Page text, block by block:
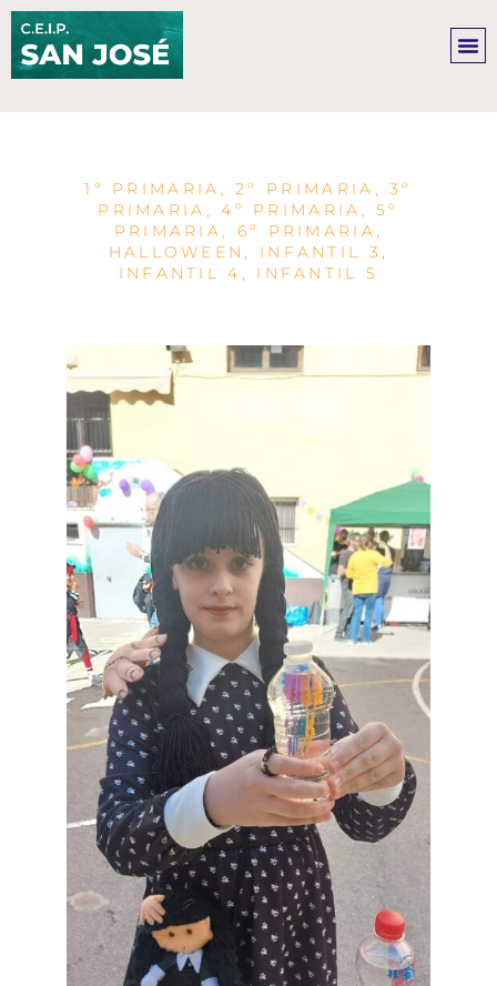
contenido
1º PRIMARIA ,2º PRIMARIA ,3º
PRIMARIA ,4º PRIMARIA ,5º
PRIMARIA , 6º PRIMARIA ,
HALLOWEEN , INFANTIL 3 ,
INFANTIL 4 , INFANTIL 5